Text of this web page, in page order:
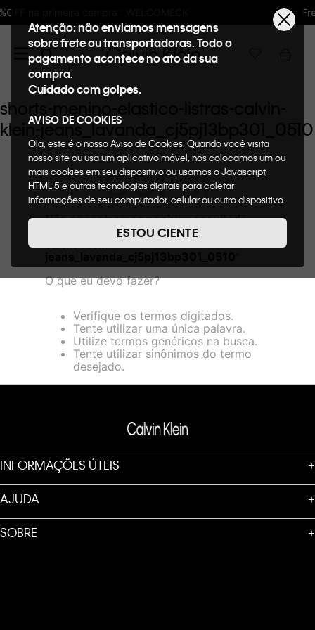
Frete GRÁTIS nas compras
Atenção: não enviamos mensagens
sobre frete ou transportadoras. Todo o
pagamento acontece no ato da sua
compra.
Cuidado com golpes.
AVISO DE COOKIES
Olá, este é o nosso Aviso de Cookies. Quando você visita
nosso site ou usa um aplicativo móvel, nós colocamos um ou
mais cookies em seu dispositivo ou usamos o Javascript,
HTML 5 e outras tecnologias digitais para coletar
informações de seu computador, celular ou outro dispositivo.
de cookies, informaremos quais cookies usaremos e quais
suas funções. A forma como processamos os dados
nosso Aviso de Privacidade. Quando você visita nosso site,
consideraremos isso como sua solicitação específica para
entre outros, a capacidade de comprar um item em nossa
loja virtual. Para maiores informações sobre o nosso aviso de
Cookies acesse o link.
ESTOU CIENTE
shorts-menino-elastico-listras-calvin-
klein-jeans_lavanda_cj5pj13bp301_0510
OOPS!
Não encontramos nenhum resultado
shorts-menino-elastico-listras-
calvin-klein-
O que eu devo fazer?
Verifique os termos digitados.
Tente utilizar uma única palavra.
Utilize termos genéricos na busca.
Tente utilizar sinônimos do termo
desejado.
INFORMAÇÕES ÚTEIS +
AJUDA +
SOBRE +